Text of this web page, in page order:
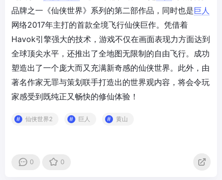
品牌之一《仙侠世界》系列的第二部作品，同时也是巨人
网络2017年主打的首款全境飞行仙侠巨作。凭借着
Havok引擎强大的技术，游戏不仅在画面表现力方面达到
全球顶尖水平，还推出了全地图无限制的自由飞行。成功
塑造出了一个庞大而又充满新奇感的仙侠世界。此外，由
著名作家无罪与策划联手打造出的世界观内容，将会令玩
家感受到既纯正又畅快的修仙体验！
仙侠世界2 巨人 黄山
0 0